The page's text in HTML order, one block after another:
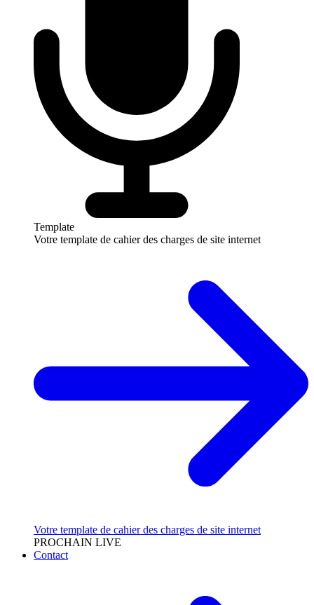
Template
Votre template de cahier des charges de site internet
Votre template de cahier des charges de site internet
PROCHAIN LIVE
Contact